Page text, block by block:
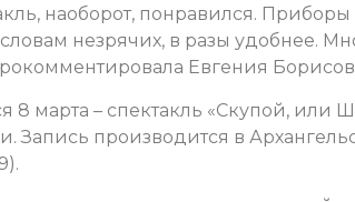
наоборот, понравился. Приборы
незрячих, в разы удобнее.
Евгения
марта – спектакль «Скупой, или
Запись производится в